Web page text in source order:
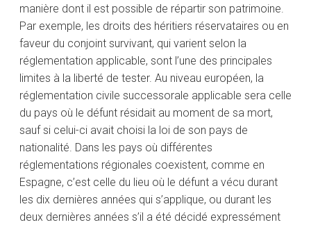
manière dont il est possible de répartir son patrimoine.
Par exemple, les droits des héritiers réservataires ou en
faveur du conjoint survivant, qui varient selon la
réglementation applicable, sont l’une des principales
limites à la liberté de tester. Au niveau européen, la
réglementation civile successorale applicable sera celle
du pays où le défunt résidait au moment de sa mort,
sauf si celui-ci avait choisi la loi de son pays de
nationalité. Dans les pays où différentes
réglementations régionales coexistent, comme en
Espagne, c’est celle du lieu où le défunt a vécu durant
les dix dernières années qui s’applique, ou durant les
deux dernières années s’il a été décidé expressément